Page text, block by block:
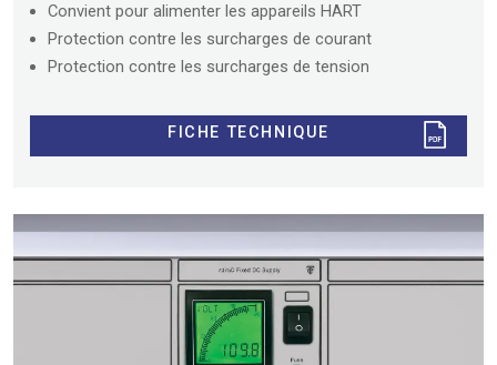
Convient pour alimenter les appareils HART
Protection contre les surcharges de courant
Protection contre les surcharges de tension
FICHE TECHNIQUE